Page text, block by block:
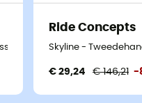
- Heren - Zwart - 41
Ride Concepts
Skyline -
€ 29,24 € 146,21 -